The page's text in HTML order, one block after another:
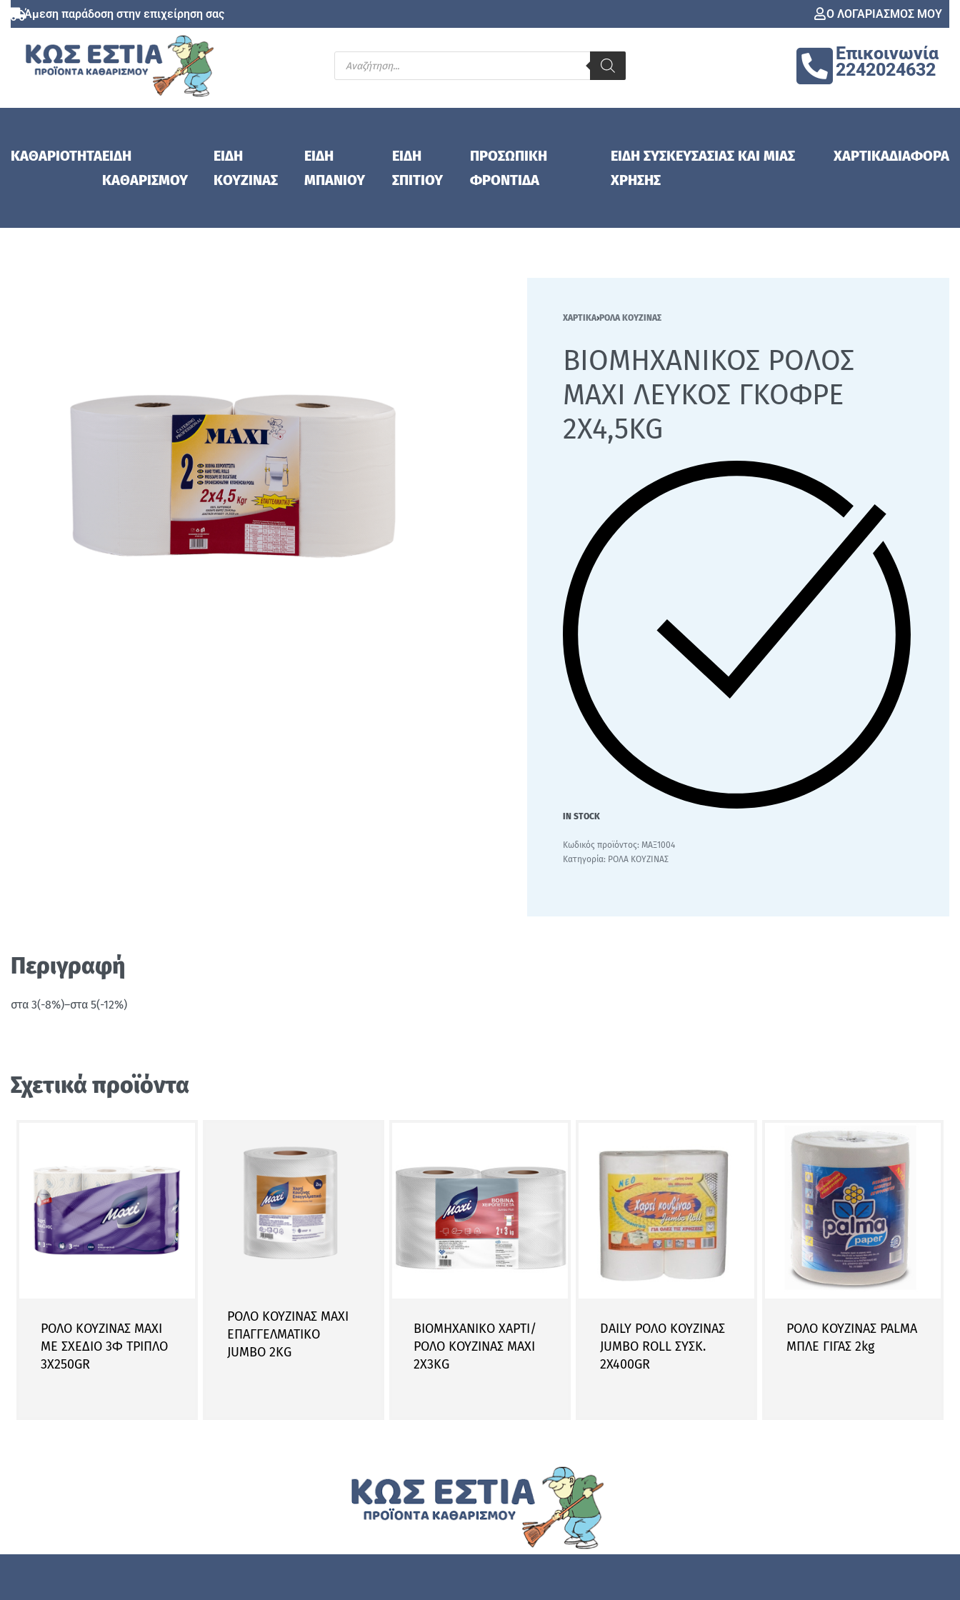
Άμεση παράδοση στην επιχείρηση σας Ο ΛΟΓΑΡΙΑΣΜΟΣ ΜΟΥ
Επικοινωνία
2242024632
ΚΑΘΑΡΙΟΤΗΤΑΕΙΔΗ
ΚΑΘΑΡΙΣΜΟΥ
ΕΙΔΗ
ΚΟΥΖΙΝΑΣ
ΕΙΔΗ
ΜΠΑΝΙΟΥ
ΕΙΔΗ
ΣΠΙΤΙΟΥ
ΠΡΟΣΩΠΙΚΗ
ΦΡΟΝΤΙΔΑ
ΕΙΔΗ ΣΥΣΚΕΥΣΑΣΙΑΣ ΚΑΙ ΜΙΑΣ
ΧΡΗΣΗΣ
ΧΑΡΤΙΚΑΔΙΑΦΟΡΑ
ΧΑΡΤΙΚΑ›ΡΟΛΑ ΚΟΥΖΙΝΑΣ
ΒΙΟΜΗΧΑΝΙΚΟΣ ΡΟΛΟΣ
ΜΑΧΙ ΛΕΥΚΟΣ ΓΚΟΦΡΕ
2Χ4,5KG
IN STOCK
ΜΑΞ1004
Κατηγορία: ΡΟΛΑ ΚΟΥΖΙΝΑΣ
Περιγραφή
στα 3(-8%)–στα 5(-12%)
Σχετικά προϊόντα
ΡΟΛΟ ΚΟΥΖΙΝΑΣ ΜΑΧΙ
ΜΕ ΣΧΕΔΙΟ 3Φ ΤΡΙΠΛΟ
3Χ250GR
ΡΟΛΟ ΚΟΥΖΙΝΑΣ ΜΑΧΙ
ΕΠΑΓΓΕΛΜΑΤΙKO
JUMBO 2KG
ΒΙΟΜΗΧΑΝΙΚΟ ΧΑΡΤΙ/
ΡΟΛΟ ΚΟΥΖΙΝΑΣ ΜΑΧΙ
2Χ3KG
DAILY ΡΟΛΟ ΚΟΥΖΙΝΑΣ
JUMBO ROLL ΣΥΣΚ.
2X400GR
ΡΟΛΟ ΚΟΥΖΙΝΑΣ PALMA
ΜΠΛΕ ΓΙΓΑΣ 2kg